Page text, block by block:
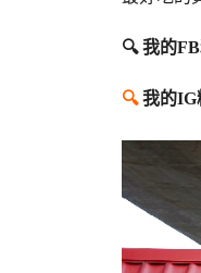
🔍 我的
🔍我的IG